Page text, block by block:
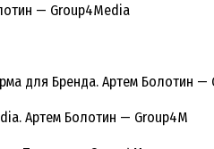
— Group4Media
для Бренда. Артем Болотин —
Артем Болотин — Group4M